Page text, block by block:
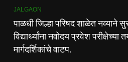
JALGAON
पाळधी जिल्हा परिषद शाळेत नव्याने
विद्यार्थ्यांना नवोदय प्रवेश परीक्षेच्या
मार्गदर्शिकांचे वाटप.